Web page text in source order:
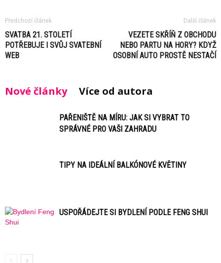
Předchozí článek
SVATBA 21. STOLETÍ
POTŘEBUJE I SVŮJ SVATEBNÍ
WEB
Další článek
VEZETE SKŘÍŇ Z OBCHODU
NEBO PARTU NA HORY? KDYŽ
OSOBNÍ AUTO PROSTĚ NESTAČÍ
Nové články Více od autora
PAŘENIŠTĚ NA MÍRU: JAK SI VYBRAT TO
SPRÁVNÉ PRO VAŠI ZAHRADU
TIPY NA IDEÁLNÍ BALKÓNOVÉ KVĚTINY
USPOŘÁDEJTE SI BYDLENÍ PODLE FENG SHUI